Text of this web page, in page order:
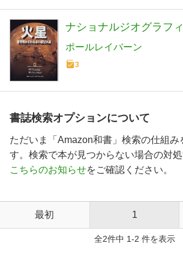
ナショナルジオグラフ
ポールレイバーン
3
書誌検索オプションについて
ただいま「Amazon和書」検索の仕組み
す。検索で本が見つからない場合の対
こちらのお知らせをご確認ください。
最初 1
全2件中 1-2 件を表示